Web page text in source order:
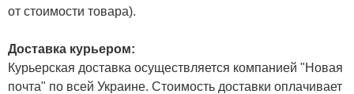
от стоимости товара).
Доставка курьером:
Курьерская доставка осуществляется компанией "Новая
почта" по всей Украине. Стоимость доставки оплачивает